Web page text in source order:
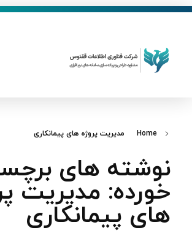
Home مدیریت پروژه‌ های پیمانکاری
نوشته های
خورده: مدیریت
های پیمانکاری